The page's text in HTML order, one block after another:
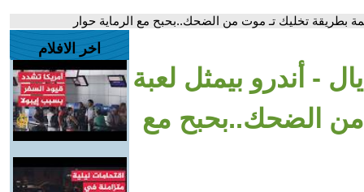
بطريقة تخليك تـ موت من الضحك..بحبح مع الرماية حوار
- أندرو بيمثل لعبة
من الضحك..بحبح مع
اخر الافلام